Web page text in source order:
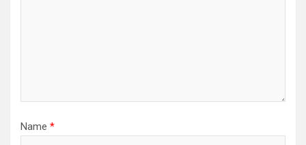
Name *